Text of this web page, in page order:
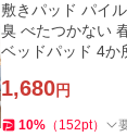
敷きパッド パイ
臭 べたつかない
ベッドパッド 4か
1,680円
10% （ 152pt）